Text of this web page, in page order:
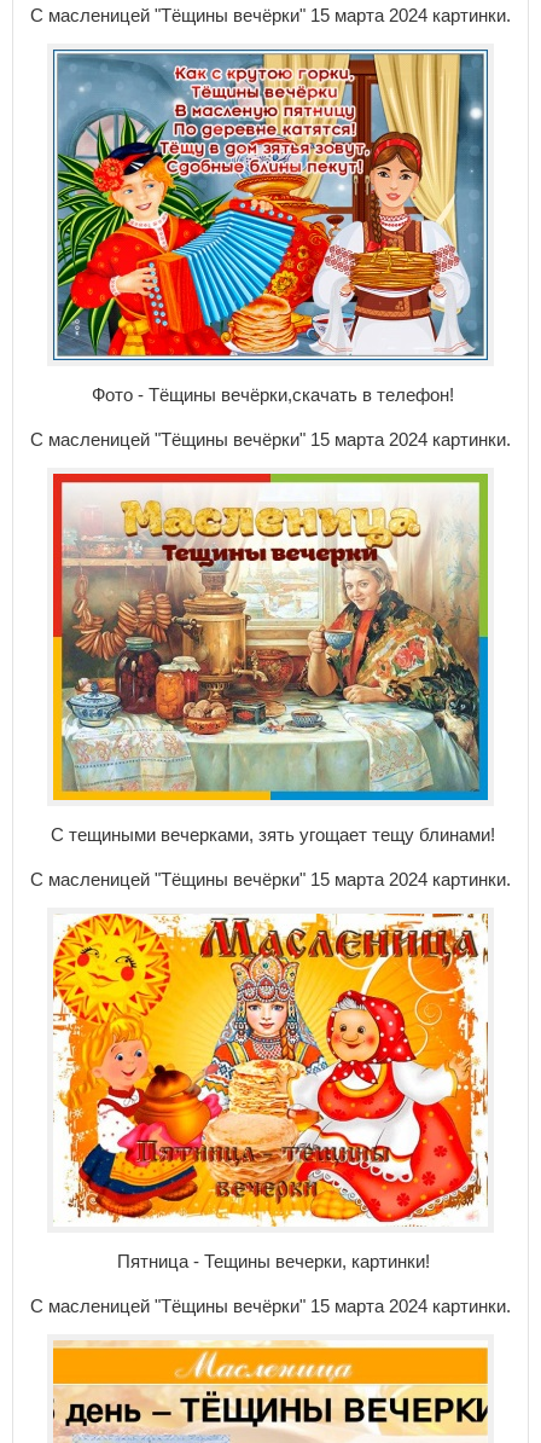
С масленицей "Тёщины вечёрки" 15 марта 2024 картинки.
Фото - Тёщины вечёрки,скачать в телефон!
С масленицей "Тёщины вечёрки" 15 марта 2024 картинки.
С тещиными вечерками, зять угощает тещу блинами!
С масленицей "Тёщины вечёрки" 15 марта 2024 картинки.
Пятница - Тещины вечерки, картинки!
С масленицей "Тёщины вечёрки" 15 марта 2024 картинки.